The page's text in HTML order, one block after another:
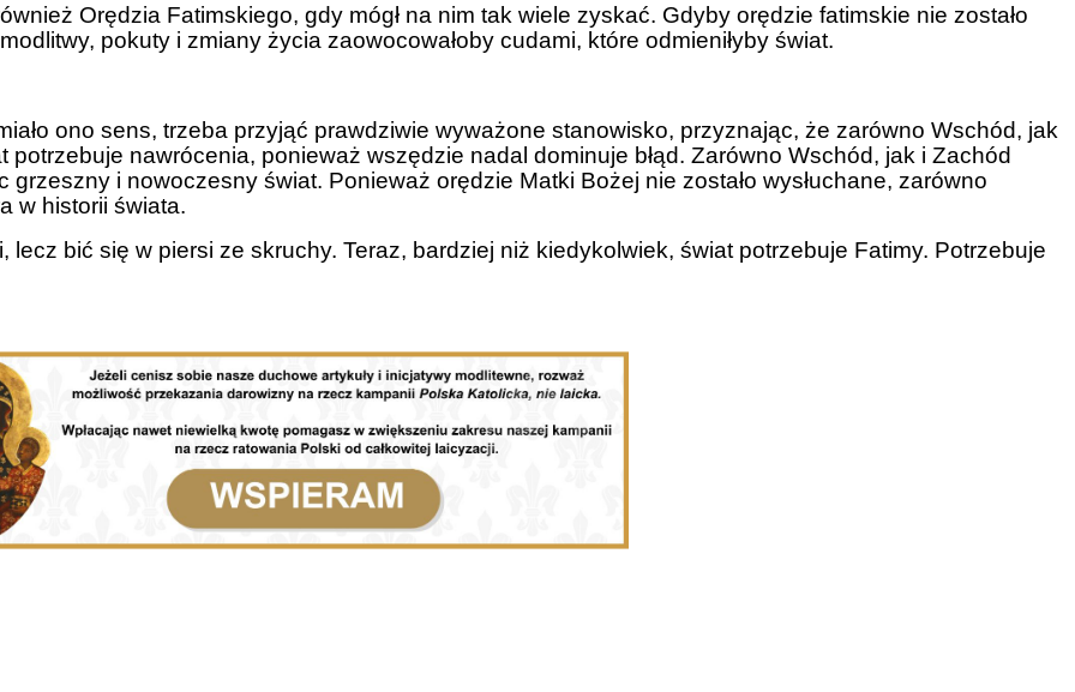
Orędzia Fatimskiego, gdy mógł na nim tak wiele zyskać. Gdyby orędzie fatimskie nie zostało
pokuty i zmiany życia zaowocowałoby cudami, które odmieniłyby świat.
ono sens, trzeba przyjąć prawdziwie wyważone stanowisko, przyznając, że zarówno Wschód, jak
potrzebuje nawrócenia, ponieważ wszędzie nadal dominuje błąd. Zarówno Wschód, jak i Zachód
grzeszny i nowoczesny świat. Ponieważ orędzie Matki Bożej nie zostało wysłuchane, zarówno
w historii świata.
bić się w piersi ze skruchy. Teraz, bardziej niż kiedykolwiek, świat potrzebuje Fatimy. Potrzebuje